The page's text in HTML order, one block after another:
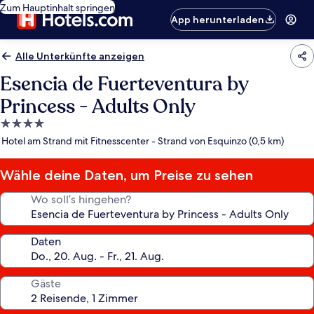
Zum Hauptinhalt springen
App herunterladen
Alle Unterkünfte anzeigen
Esencia de Fuerteventura by
Princess - Adults Only
4.0-
Sterne-
Hotel am Strand mit Fitnesscenter - Strand von Esquinzo (0,5 km)
Wähle deine Daten, um Preise zu sehen
Wo soll’s hingehen?
Daten
Gäste